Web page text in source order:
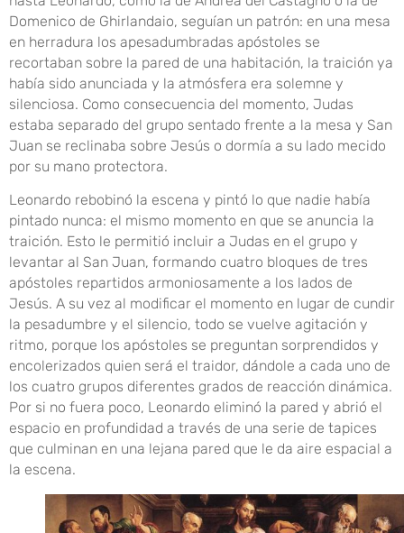
Domenico de Ghirlandaio, seguían un patrón: en una mesa
en herradura los apesadumbradas apóstoles se
recortaban sobre la pared de una habitación, la traición ya
había sido anunciada y la atmósfera era solemne y
silenciosa. Como consecuencia del momento, Judas
estaba separado del grupo sentado frente a la mesa y San
Juan se reclinaba sobre Jesús o dormía a su lado mecido
por su mano protectora.
Leonardo rebobinó la escena y pintó lo que nadie había
pintado nunca: el mismo momento en que se anuncia la
traición. Esto le permitió incluir a Judas en el grupo y
levantar al San Juan, formando cuatro bloques de tres
apóstoles repartidos armoniosamente a los lados de
Jesús. A su vez al modificar el momento en lugar de cundir
la pesadumbre y el silencio, todo se vuelve agitación y
ritmo, porque los apóstoles se preguntan sorprendidos y
encolerizados quien será el traidor, dándole a cada uno de
los cuatro grupos diferentes grados de reacción dinámica.
Por si no fuera poco, Leonardo eliminó la pared y abrió el
espacio en profundidad a través de una serie de tapices
que culminan en una lejana pared que le da aire espacial a
la escena.